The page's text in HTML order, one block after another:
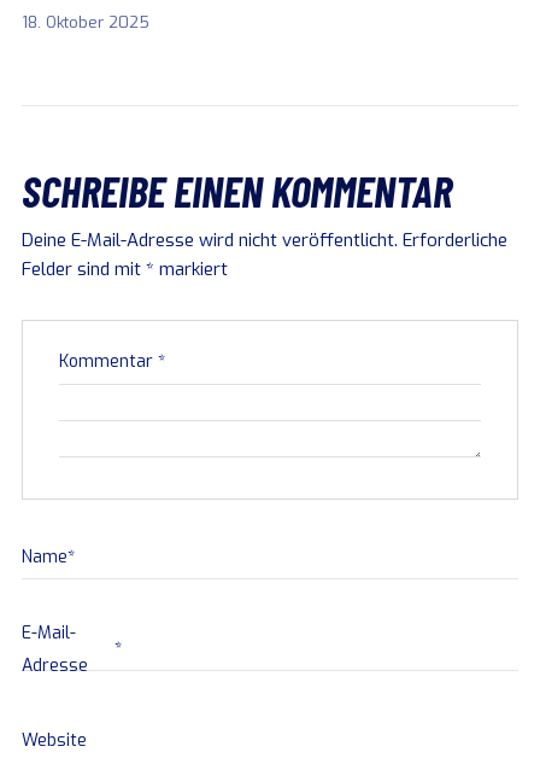
18. Oktober 2025
SCHREIBE EINEN KOMMENTAR
Deine E-Mail-Adresse wird nicht veröffentlicht. Erforderliche
Felder sind mit * markiert
Kommentar *
Name*
E-Mail-
Adresse
*
Website